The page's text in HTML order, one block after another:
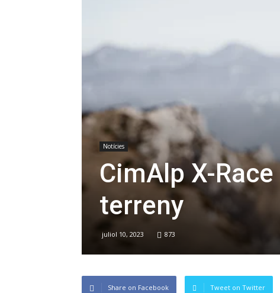
Notícies
CimAlp X-
terreny
juliol 10, 2023 873
Share on Facebook Tweet on Twitter